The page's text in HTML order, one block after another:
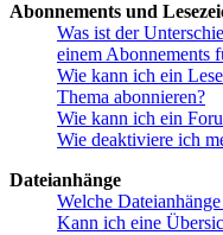
Abonnements und
Was ist der
einem Abonnements
Wie kann ich ein
Thema abonnieren?
Wie kann ich ein
Wie deaktiviere ich
Dateianhänge
Welche
Kann ich eine